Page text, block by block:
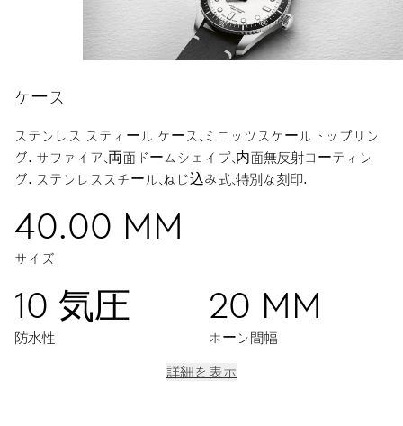
ケース
ステンレス スティール ケース、ミニッツスケールトップリン
グ. サファイア、両面ドームシェイプ、内面無反射コーティン
グ. ステンレススチール、ねじ込み式、特別な刻印.
40.00 MM
サイズ
10 気圧
防水性
20 MM
ホーン間幅
詳細を表示